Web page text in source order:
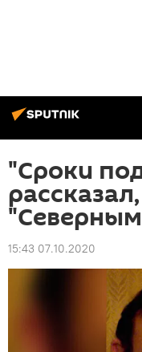
"Сроки
15:43 07.10.2020